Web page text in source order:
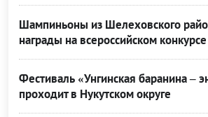
Шампиньоны из Шелеховского
награды на всероссийском конкурсе
Фестиваль «Унгинская баранина –
проходит в Нукутском округе